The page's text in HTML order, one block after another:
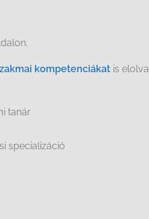
kompetenciákat is
tanár
specializáció